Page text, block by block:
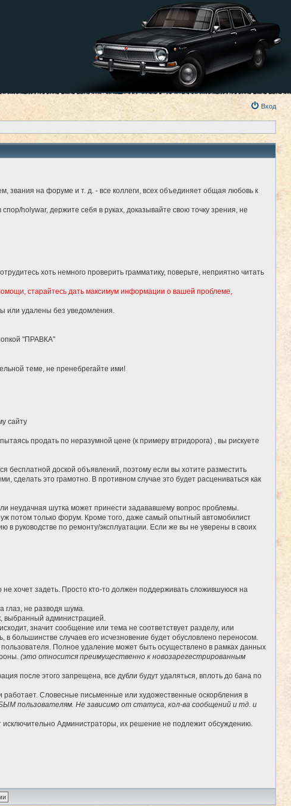
Вход
звания на форуме и т. д. - все коллеги, всех объединяет общая любовь к
holywar, держите себя в руках, доказывайте свою точку зрения, не
хоть немного проверить грамматику, поверьте, неприятно читать
старайтесь дать максимум информации о вашей проблеме,
или удалены без уведомления.
"ПРАВКА"
теме, не пренебрегайте ими!
сайту
продать по неразумной цене (к примеру втридорога) , вы рискуете
бесплатной доской объявлений, поэтому если вы хотите разместить
сделать это грамотно. В противном случае это будет расцениваться как
неудачная шутка может принести задававшему вопрос проблемы.
потом только форум. Кроме того, даже самый опытный автомобилист
в руководстве по ремонту/эксплуатации. Если же вы не уверены в своих
хочет задеть. Просто кто-то должен поддерживать сложившуюся на
глаз, не разводя шума.
выбранный администрацией.
значит сообщение или тема не соответствует разделу, или
большинстве случаев его исчезновение будет обусловлено переносом.
Полное удаление может быть осуществлено в рамках данных
(это относится преимущественно к новозарегестрированным
после этого запрещена, все дубли будут удаляться, вплоть до бана по
Словесные письменные или художественные оскорбления в
пользователям. Не зависимо от статуса, кол-ва сообщений и тд. и
Администраторы, их решение не подлежит обсуждению.